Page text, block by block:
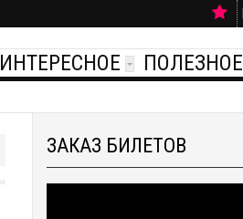
ИНТЕРЕСНОЕ ПОЛЕЗНОЕ
ЗАКАЗ БИЛЕТОВ